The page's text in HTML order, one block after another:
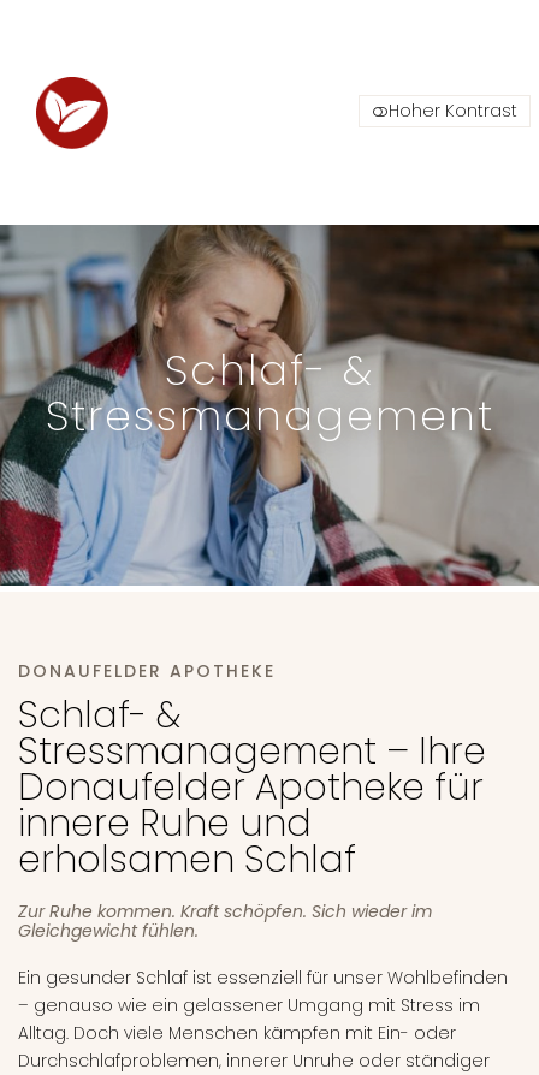
Hoher Kontrast
Schlaf- &
Stressmanagement
DONAUFELDER APOTHEKE
Schlaf- &
Stressmanagement – Ihre
Donaufelder Apotheke für
innere Ruhe und
erholsamen Schlaf
Zur Ruhe kommen. Kraft schöpfen. Sich wieder im
Gleichgewicht fühlen.
Ein gesunder Schlaf ist essenziell für unser Wohlbefinden
– genauso wie ein gelassener Umgang mit Stress im
Alltag. Doch viele Menschen kämpfen mit Ein- oder
Durchschlafproblemen, innerer Unruhe oder ständiger